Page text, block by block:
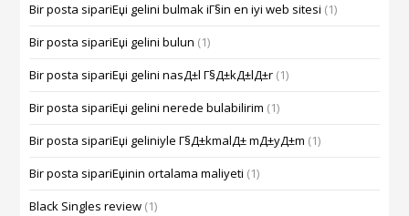
Bir posta sipariЕџi gelini bulmak iГ§in en iyi web sitesi (1)
Bir posta sipariЕџi gelini bulun (1)
Bir posta sipariЕџi gelini nasД±l Г§Д±kД±lД±r (1)
Bir posta sipariЕџi gelini nerede bulabilirim (1)
Bir posta sipariЕџi geliniyle Г§Д±kmalД± mД±yД±m (1)
Bir posta sipariЕџinin ortalama maliyeti (1)
Black Singles review (1)